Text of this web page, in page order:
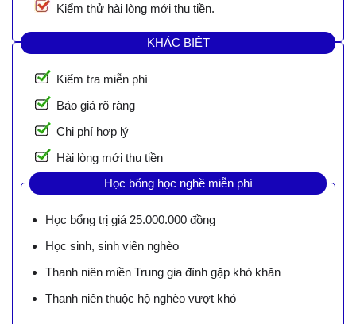
Kiểm thử hài lòng mới thu tiền.
KHÁC BIỆT
Kiểm tra miễn phí
Báo giá rõ ràng
Chi phí hợp lý
Hài lòng mới thu tiền
Học bổng học nghề miễn phí
Học bổng trị giá 25.000.000 đồng
Học sinh, sinh viên nghèo
Thanh niên miền Trung gia đình gặp khó khăn
Thanh niên thuộc hộ nghèo vượt khó